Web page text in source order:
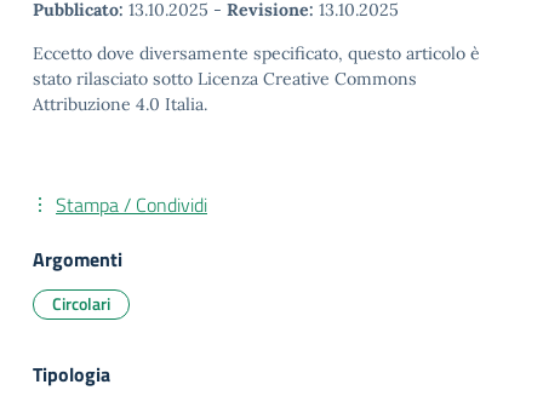
Pubblicato: 13.10.2025 - Revisione: 13.10.2025
Eccetto dove diversamente specificato, questo articolo è
stato rilasciato sotto Licenza Creative Commons
Attribuzione 4.0 Italia.
Stampa / Condividi
Argomenti
Circolari
Tipologia